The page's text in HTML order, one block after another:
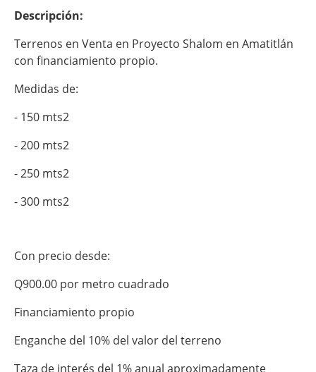
Descripción:
Terrenos en Venta en Proyecto Shalom en Amatitlán
con financiamiento propio.
Medidas de:
- 150 mts2
- 200 mts2
- 250 mts2
- 300 mts2
Con precio desde:
Q900.00 por metro cuadrado
Financiamiento propio
Enganche del 10% del valor del terreno
Taza de interés del 1% anual aproximadamente